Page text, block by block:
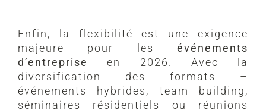
Enfin, la flexibilité est une exigence
majeure pour lesévénements
d’entreprise
en 2026. Avec la
diversification des formats –
événements hybrides, team building,
séminaires résidentiels ou réunions